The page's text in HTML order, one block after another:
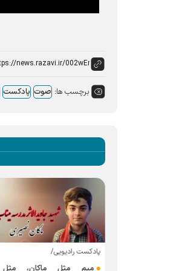
برچسب ها: صوت پادکست
پادکست رادیویی/